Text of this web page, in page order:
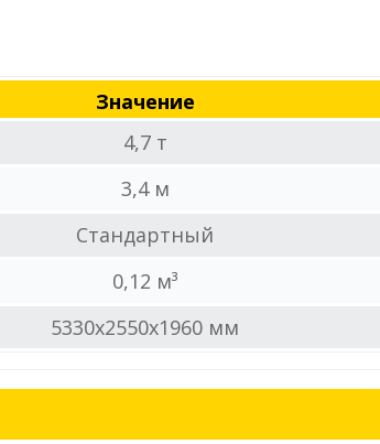
Значение
4,7 т
3,4 м
Стандартный
0,12 м³
5330x2550x1960 мм